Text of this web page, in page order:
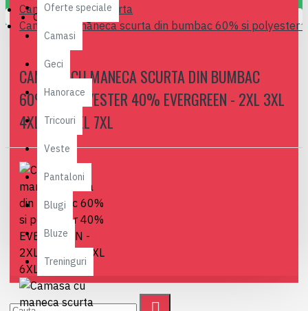
Coșul este gol!
Oferte speciale
Camasi
Geci
Hanorace
Tricouri
Veste
Pantaloni
Blugi
Bluze
Treninguri
Camasi maneca scurta
Camasa cu maneca scurta din bumbac 60% si polyester
CAMASA CU MANECA SCURTA DIN BUMBAC
60% SI POLYESTER 40% EVERGREEN - 2XL 3XL
4XL 5XL 6XL 7XL